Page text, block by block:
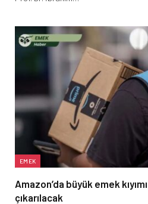
EMEK
Amazon’da büyük emek
çıkarılacak